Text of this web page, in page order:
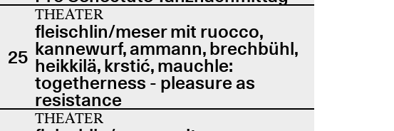
25
THEATER
fleischlin/meser mit ruocco,
kannewurf, ammann, brechbühl,
heikkilä, krstić, mauchle:
togetherness - pleasure as
resistance
THEATER